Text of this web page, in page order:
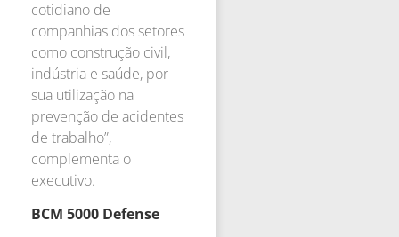
cotidiano de
companhias dos setores
como construção civil,
indústria e saúde, por
sua utilização na
prevenção de acidentes
de trabalho”,
complementa o
executivo.
BCM 5000 Defense